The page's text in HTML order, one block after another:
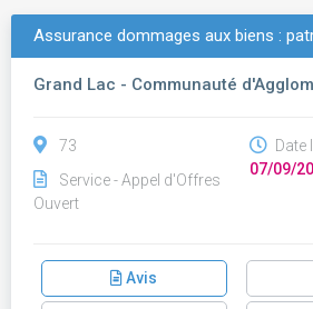
Assurance dommages aux biens :
Grand Lac - Communauté
73
Service - Appel d'Offres
Ouvert
Date
07/09/
Avis